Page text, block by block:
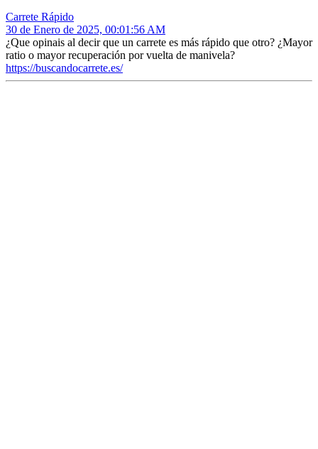
Carrete Rápido
30 de Enero de 2025, 00:01:56 AM
¿Que opinais al decir que un carrete es más rápido que otro? ¿Mayor
ratio o mayor recuperación por vuelta de manivela?
https://buscandocarrete.es/